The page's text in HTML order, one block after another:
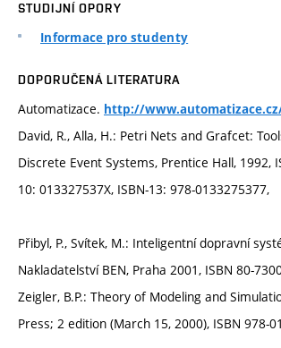
STUDIJNÍ OPORY
Informace pro studenty
DOPORUČENÁ LITERATURA
Automatizace. http://
David, R., Alla, H.: Petri Nets and Grafcet:
Discrete Event Systems, Prentice Hall, 1992,
10: 013327537X, ISBN-13: 978-0133275377,
Přibyl, P., Svítek, M.: Inteligentní dopravní
Nakladatelství BEN, Praha 2001, ISBN 80-
Zeigler, B.P.: Theory of Modeling and
Press; 2 edition (March 15, 2000), ISBN 978-